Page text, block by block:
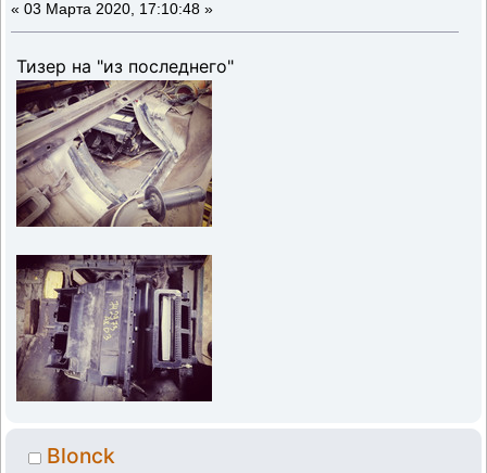
« 03 Марта 2020, 17:10:48 »
Тизер на "из последнего"
Blonck